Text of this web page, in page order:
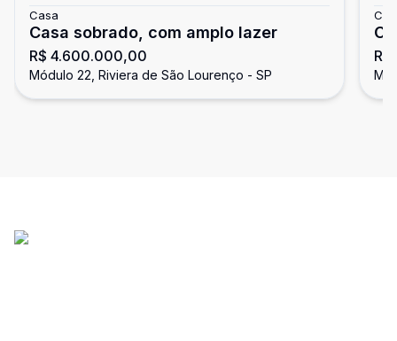
Casa
Casa sobrado, com amplo lazer
R$ 4.600.000,00
Módulo 22, Riviera de São Lourenço - SP